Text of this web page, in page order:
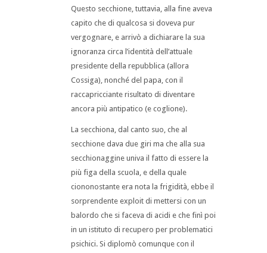
Questo secchione, tuttavia, alla fine aveva
capito che di qualcosa si doveva pur
vergognare, e arrivò a dichiarare la sua
ignoranza circa l’identità dell’attuale
presidente della repubblica (allora
Cossiga), nonché del papa, con il
raccapricciante risultato di diventare
ancora più antipatico (e coglione).
La secchiona, dal canto suo, che al
secchione dava due giri ma che alla sua
secchionaggine univa il fatto di essere la
più figa della scuola, e della quale
ciononostante era nota la frigidità, ebbe il
sorprendente exploit di mettersi con un
balordo che si faceva di acidi e che finì poi
in un istituto di recupero per problematici
psichici. Si diplomò comunque con il